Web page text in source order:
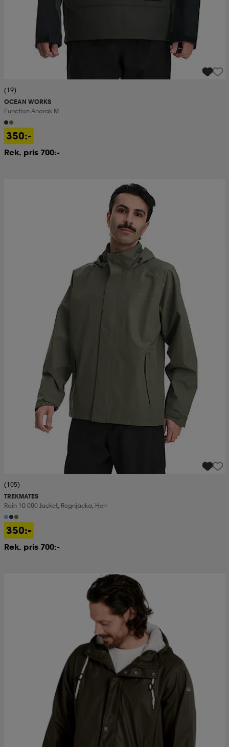
(19)
OCEAN WORKS
Function Anorak M
350:-
Rek. pris 700:-
(105)
TREKMATES
Rain 10 000 Jacket, Regnjacka, Herr
350:-
Rek. pris 700:-